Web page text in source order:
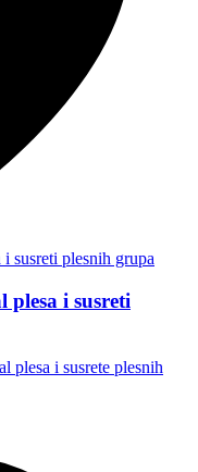
plesa i susreti
plesa i susrete plesnih